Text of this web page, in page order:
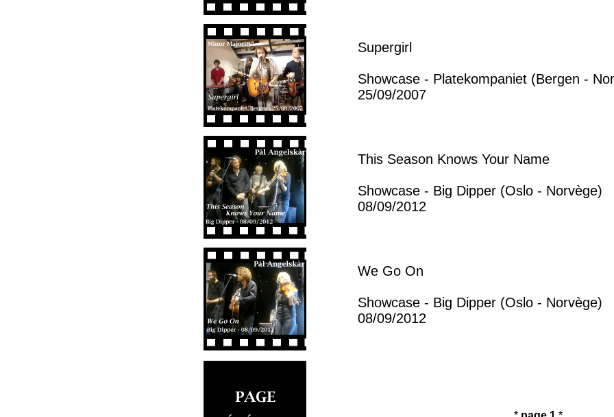
Supergirl
Showcase - Platekompaniet (Bergen -
25/09/2007
This Season Knows Your Name
Showcase - Big Dipper (Oslo - Norvège)
08/09/2012
We Go On
Showcase - Big Dipper (Oslo - Norvège)
08/09/2012